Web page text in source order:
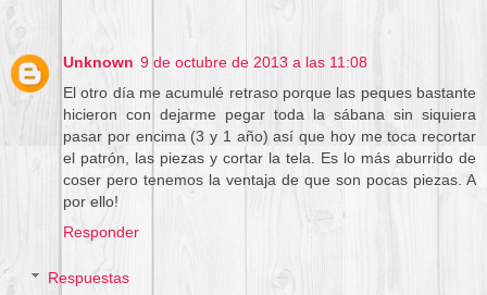
Unknown 9 de octubre de 2013 a las 11:08
El otro día me acumulé retraso porque las peques bastante
hicieron con dejarme pegar toda la sábana sin siquiera
pasar por encima (3 y 1 año) así que hoy me toca recortar
el patrón, las piezas y cortar la tela. Es lo más aburrido de
coser pero tenemos la ventaja de que son pocas piezas. A
por ello!
Responder
Respuestas